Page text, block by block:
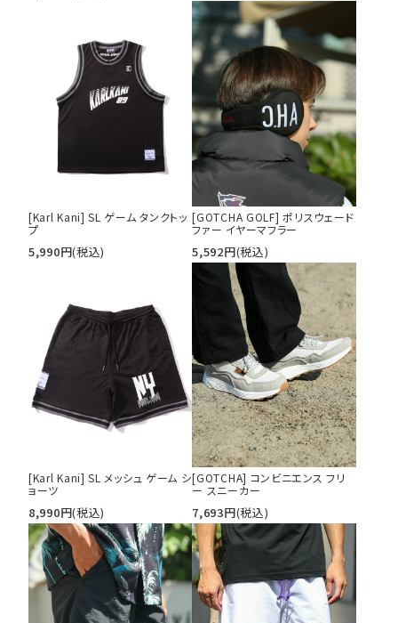
tune 絞り込んで検索する
[Karl Kani] SL ゲーム タンクトッ
プ
5,990円(税込)
[GOTCHA GOLF] ポリスウェード
ファー イヤーマフラー
5,592円(税込)
[Karl Kani] SL メッシュ ゲーム シ
ョーツ
8,990円(税込)
[GOTCHA] コンビニエンス フリ
ー スニーカー
7,693円(税込)